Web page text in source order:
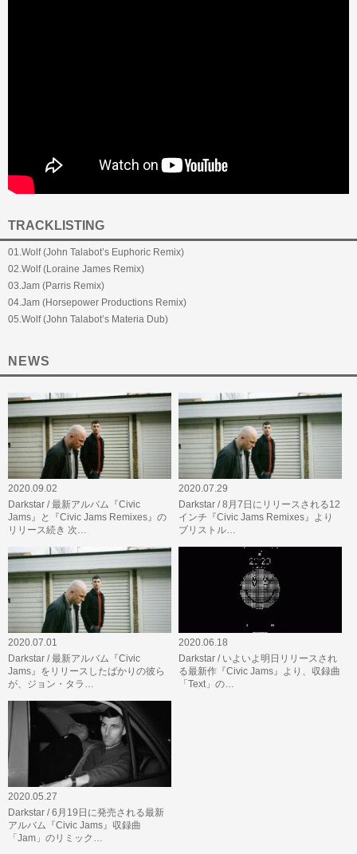
TRACKLISTING
01.Wolf (John Talabot’s Euphoric Remix)
02.Wolf (Loraine James Remix)
03.Jam (Parris Remix)
04.Jam (Horsepower Productions Remix)
05.Wolf (John Talabot’s Materia Dub)
NEWS
2020.09.02
Darkstar / 最新アルバム『Civic
Jams』と『Civic Jams Remixes』の
リリース続き 次…
2020.07.29
Darkstar / 8月7日にリリースされる12
インチ『Civic Jams Remixes』より
ブリストル…
2020.07.01
Darkstar / 最新アルバム『Civic
Jams』をリリースしたばかりの彼ら
が、ジョン・タラ…
2020.06.18
Darkstar / いよいよ明日リリースされ
る最新作『Civic Jams』より、収録曲
「Text」の…
2020.05.27
Darkstar / 6月19日に発売される最新
アルバム『Civic Jams』収録曲
「Jam」のリミック…